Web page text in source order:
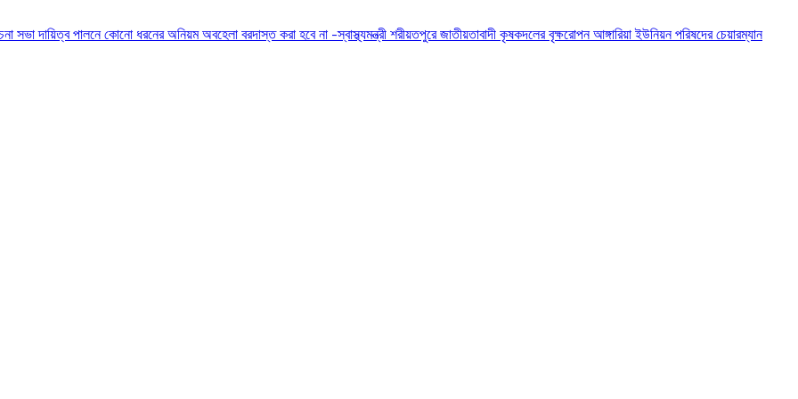
সভাদায়িত্ব পালনে কোনো ধরনের অনিয়ম অবহেলা বরদাস্ত করা হবে না -স্বাস্থ্যমন্ত্রী শরীয়তপুরে জাতীয়তাবাদী কৃষকদলের বৃক্ষরোপনআঙ্গারিয়া ইউনিয়ন পরিষদের চেয়ারম্যান